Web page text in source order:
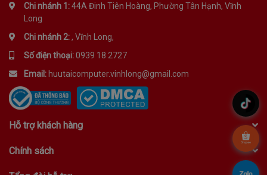
Chi nhánh 1:44A Đinh Tiên Hoàng, Phường Tân Hạnh, Vĩnh
Long
Chi nhánh 2:, Vĩnh Long,
Số điện thoại:0939 18 2727
Email: huutaicomputer.vinhlong@gmail.com
Hỗ trợ khách hàng
Chính sách
.
.